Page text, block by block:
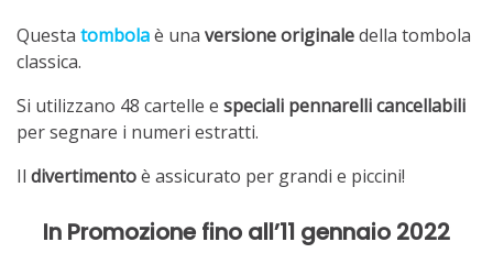
Questa tombolaè una versione originaledella tombola
classica.
Si utilizzano 48 cartelle e speciali pennarelli cancellabili
per segnare i numeri estratti.
Il divertimentoè assicurato per grandi e piccini!
In Promozione fino all’11 gennaio 2022